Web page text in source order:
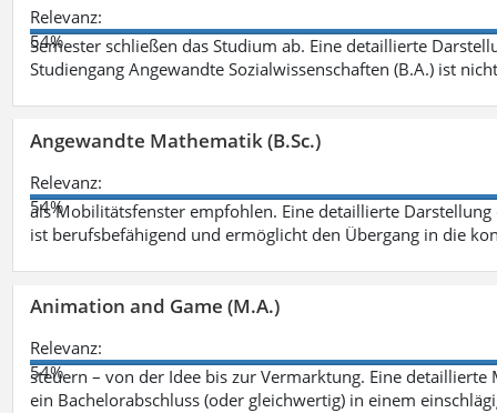
Relevanz:
54%
Semester schließen das Studium ab. Eine detaillierte
Studiengang Angewandte Sozialwissenschaften (B.A.) ist
Angewandte Mathematik (B.Sc.)
Relevanz:
54%
als Mobilitätsfenster empfohlen. Eine detaillierte
ist berufsbefähigend und ermöglicht den Übergang in die
Animation and Game (M.A.)
Relevanz:
54%
steuern – von der Idee bis zur Vermarktung. Eine
ein Bachelorabschluss (oder gleichwertig) in einem